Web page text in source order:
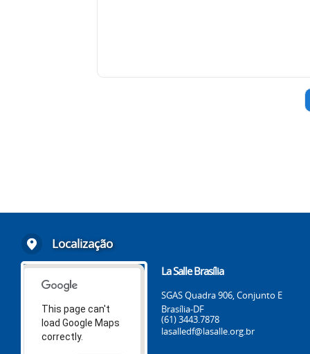
Localização
This page can't
load Google Maps
correctly.
La Salle Brasília
SGAS Quadra 906, Conjunto E
Brasília-DF
(61) 3443.7878
lasalledf@lasalle.org.br